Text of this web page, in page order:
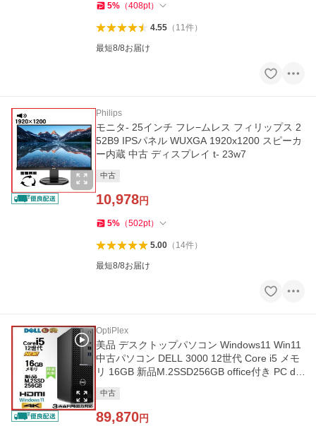
5% （408pt）
4.55（ 11件）
最短8/8お届け
Philips
モニタ- 25インチ フレ−ムレス フィリップス 2
52B9 IPSパネル WUXGA 1920x1200 スピーカ
ー内蔵 中古 ディスプレイ t- 23w7
中古
10,978円
5% （502pt）
5.00（ 14件）
最短8/8お届け
OptiPlex
美品 デスクトップパソコン Windows11 Win11
中古パソコン DELL 3000 12世代 Core i5 メモ
リ 16GB 新品M.2SSD256GB office付き PC d3
中古
89,870円